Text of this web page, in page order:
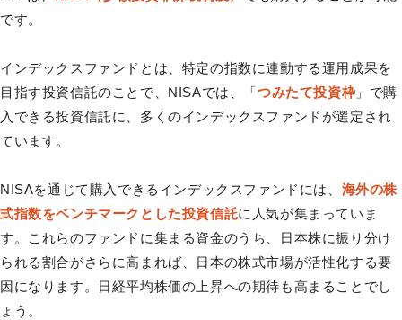
です。
インデックスファンドとは、特定の指数に連動する運用成果を
目指す投資信託のことで、NISAでは、「つみたて投資枠」で購
入できる投資信託に、多くのインデックスファンドが選定され
ています。
NISAを通じて購入できるインデックスファンドには、 海外の株
式指数をベンチマークとした投資信託に人気が集まっていま
す。これらのファンドに集まる資金のうち、日本株に振り分け
られる割合がさらに高まれば、日本の株式市場が活性化する要
因になります。日経平均株価の上昇への期待も高まることでし
ょう。